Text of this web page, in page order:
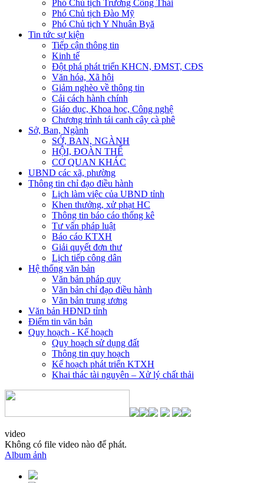
Phó Chủ tịch Trương Công Thái
Phó Chủ tịch Đào Mỹ
Phó Chủ tịch Y Nhuân Byă
Tin tức sự kiện
Tiếp cận thông tin
Kinh tế
Đột phá phát triển KHCN, ĐMST, CĐS
Văn hóa, Xã hội
Giảm nghèo về thông tin
Cải cách hành chính
Giáo dục, Khoa học, Công nghệ
Chương trình tái canh cây cà phê
Sở, Ban, Ngành
SỞ, BAN, NGÀNH
HỘI, ĐOÀN THỂ
CƠ QUAN KHÁC
UBND các xã, phường
Thông tin chỉ đạo điều hành
Lịch làm việc của UBND tỉnh
Khen thưởng, xử phạt HC
Thông tin báo cáo thống kê
Tư vấn pháp luật
Báo cáo KTXH
Giải quyết đơn thư
Lịch tiếp công dân
Hệ thống văn bản
Văn bản pháp quy
Văn bản chỉ đạo điều hành
Văn bản trung ương
Văn bản HĐND tỉnh
Điểm tin văn bản
Quy hoạch - Kế hoạch
Quy hoạch sử dụng đất
Thông tin quy hoạch
Kế hoạch phát triển KTXH
Khai thác tài nguyên – Xử lý chất thải
video
Không có file video nào để phát.
Album ảnh